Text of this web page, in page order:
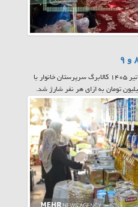
به گزارش حراج کن امروز پنجشنبه ۲۵ تیر ۱۴۰۵ کالابرگ سرپرستان خانوار با